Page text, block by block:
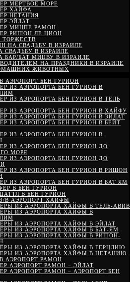
МЕРТВОЕ МОРЕ
ХАЙФА
НЕТАНИЯ
ЭЙЛАТ
МИЦПЕ РАМОН
РИШОН ЛЕ ЦИОН
ТОРЖЕСТВ
НА СВАДЬБУ В ИЗРАИЛЕ
СВАДЬБУ В ИЗРАИЛЕ
БАР/БАТ МИЦВУ В ИЗРАИЛЕ
НА ПРАЗДНИКИ В ИЗРАИЛЕ
ЖИВОТНЫХ
АЭРОПОРТ БЕН ГУРИОН
ИЗ АЭРОПОРТА БЕН ГУРИОН В
ИЗ АЭРОПОРТА БЕН ГУРИОН В ТЕЛЬ
ИЗ АЭРОПОРТА БЕН ГУРИОН В ХАЙФУ
ИЗ АЭРОПОРТА БЕН ГУРИОН В ЭЙЛАТ
ИЗ АЭРОПОРТА БЕН ГУРИОН В БЕЙТ
ИЗ АЭРОПОРТА БЕН ГУРИОН В
ИЗ АЭРОПОРТА БЕН ГУРИОН ДО
МОРЯ
ИЗ АЭРОПОРТА БЕН ГУРИОН ДО
ИЗ АЭРОПОРТА БЕН ГУРИОН В РИШОН
ИЗ АЭРОПОРТА БЕН ГУРИОН В БАТ ЯМ
В БЕН ГУРИОН
В БЕН ГУРИОН
В АЭРОПОРТ ХАЙФЫ
ИЗ АЭРОПОРТА ХАЙФЫ В ТЕЛЬ-АВИВ
ИЗ АЭРОПОРТА ХАЙФЫ В
ИЗ АЭРОПОРТА ХАЙФЫ В ЭЙЛАТ
ИЗ АЭРОПОРТА ХАЙФЫ В БАТ-ЯМ
ИЗ АЭРОПОРТА ХАЙФЫ В РИШОН-
ИЗ АЭРОПОРТА ХАЙФЫ В ГЕРЦЛИЮ
ИЗ АЭРОПОРТА ХАЙФЫ В НЕТАНИЮ
АЭРОПОРТ РАМОН
АЭРОПОРТ РАМОН – ЭЙЛАТ
АЭРОПОРТ РАМОН – АЭРОПОРТ БЕН